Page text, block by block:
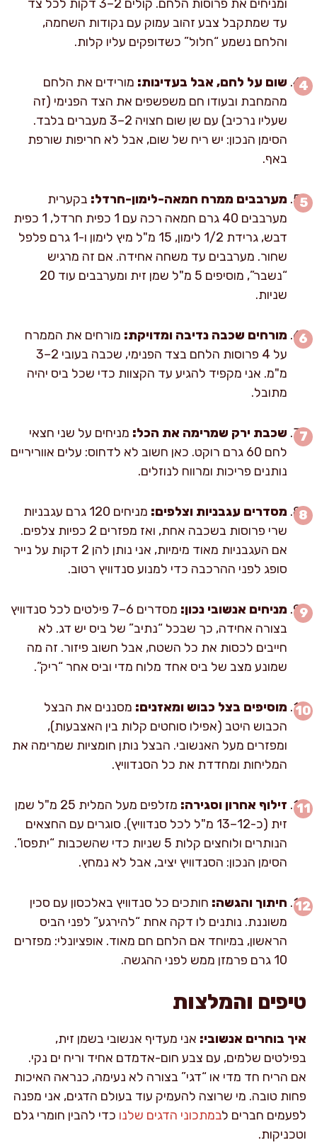
ומניחים את פרוסות הלחם. קולים 2–3 דקות לכל צד
עד שמתקבל צבע זהוב עמוק עם נקודות השחמה,
והלחם נשמע “חלול” כשדופקים עליו קלות.
שום על לחם, אבל בעדינות: מורידים את הלחם
מהמחבת ובעודו חם משפשפים את הצד הפנימי (זה
שעליו נרכיב) עם שן שום חצויה 2–3 מעברים בלבד.
הסימן הנכון: יש ריח של שום, אבל לא חריפות שורפת
באף.
מערבבים ממרח חמאה-לימון-חרדל: בקערית
מערבבים 40 גרם חמאה רכה עם 1 כפית חרדל, 1 כפית
דבש, גרידת 1/2 לימון, 15 מ"ל מיץ לימון ו-1 גרם פלפל
שחור. מערבבים עד משחה אחידה. אם זה מרגיש
“נשבר”, מוסיפים 5 מ"ל שמן זית ומערבבים עוד 20
שניות.
מורחים שכבה נדיבה ומדויקת: מורחים את הממרח
על 4 פרוסות הלחם בצד הפנימי, שכבה בעובי 2–3
מ"מ. אני מקפיד להגיע עד הקצוות כדי שכל ביס יהיה
מתובל.
שכבת ירק שמרימה את הכל: מניחים על שני חצאי
לחם 60 גרם רוקט. כאן חשוב לא לדחוס: עלים אווריריים
נותנים פריכות ומרווח לנוזלים.
מסדרים עגבניות וצלפים:
מניחים 120 גרם עגבניות
שרי פרוסות בשכבה אחת, ואז מפזרים 2 כפיות צלפים.
אם העגבניות מאוד מימיות, אני נותן להן 2 דקות על נייר
סופג לפני ההרכבה כדי למנוע סנדוויץ רטוב.
מניחים אנשובי נכון:
מסדרים 6–7 פילטים לכל סנדוויץ
בצורה אחידה, כך שבכל “נתיב” של ביס יש דג. לא
חייבים לכסות את כל השטח, אבל חשוב פיזור. זה מה
שמונע מצב של ביס אחד מלוח מדי וביס אחר “ריק”.
מוסיפים בצל כבוש ומאזנים: מסננים את הבצל
הכבוש היטב (אפילו סוחטים קלות בין האצבעות),
ומפזרים מעל האנשובי. הבצל נותן חומציות שמרימה את
המליחות ומחדדת את כל הסנדוויץ.
זילוף אחרון וסגירה:
מזלפים מעל המלית 25 מ"ל שמן
זית (כ-12–13 מ"ל לכל סנדוויץ). סוגרים עם החצאים
הנותרים ולוחצים קלות 5 שניות כדי שהשכבות “יתפסו”.
הסימן הנכון: הסנדוויץ יציב, אבל לא נמחץ.
חיתוך והגשה: חותכים כל סנדוויץ באלכסון עם סכין
משוננת. נותנים לו דקה אחת “להירגע” לפני הביס
הראשון, במיוחד אם הלחם חם מאוד. אופציונלי: מפזרים
10 גרם פרמזן ממש לפני ההגשה.
טיפים והמלצות
איך בוחרים אנשובי: אני מעדיף אנשובי בשמן זית,
בפילטים שלמים, עם צבע חום-אדמדם אחיד וריח ים נקי.
אם הריח חד מדי או “דגי” בצורה לא נעימה, כנראה האיכות
פחות טובה. מי שרוצה להעמיק עוד בעולם הדגים, אני מפנה
לפעמים חברים לבמתכוני הדגים שלנו כדי להבין חומרי גלם
וטכניקות.